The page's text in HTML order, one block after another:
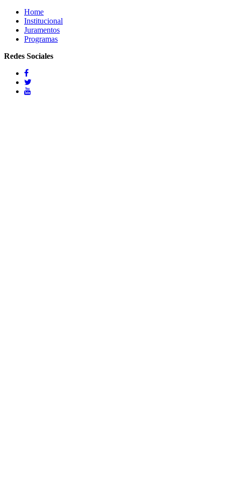
Home
Institucional
Juramentos
Programas
Redes Sociales